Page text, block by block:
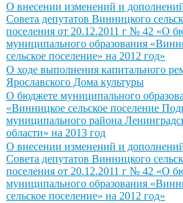
О внесении изменений и
Совета депутатов Винницкого
поселения от 20.12.2011 г № 42 «О
муниципального образования
сельское поселение» на 2012 год»
О ходе выполнения капитального
Ярославского Дома культуры
О бюджете муниципального
«Винницкое сельское поселение
муниципального района
области» на 2013 год
О внесении изменений и
Совета депутатов Винницкого
поселения от 20.12.2011 г № 42 «О
муниципального образования
сельское поселение» на 2012 год»